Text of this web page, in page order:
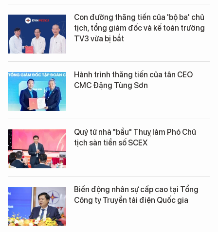
Con đường thăng tiến của 'bộ ba' chủ
tịch, tổng giám đốc và kế toán trưởng
TV3 vừa bị bắt
Hành trình thăng tiến của tân CEO
CMC Đặng Tùng Sơn
Quý tử nhà "bầu" Thuỵ làm Phó Chủ
tịch sàn tiền số SCEX
Biến động nhân sự cấp cao tại Tổng
Công ty Truyền tải điện Quốc gia